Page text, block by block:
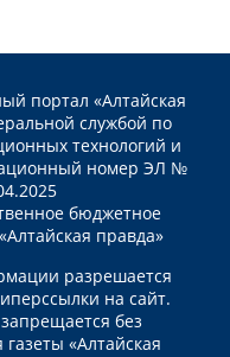
портал «Алтайская
службой по
технологий и
номер ЭЛ №
бюджетное
правда»
разрешается
на сайт.
без
«Алтайская